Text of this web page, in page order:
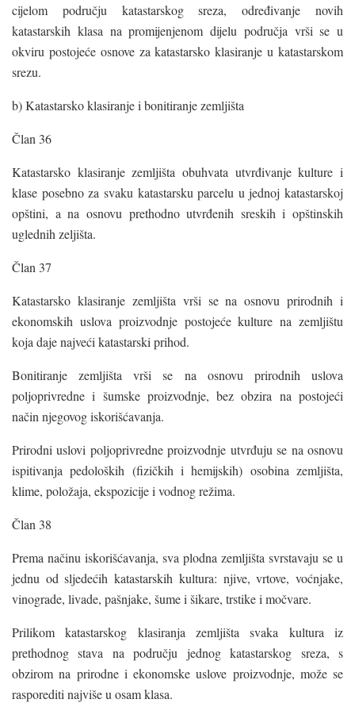
cijelom području katastarskog sreza, određivanje novih
katastarskih klasa na promijenjenom dijelu područja vrši se u
okviru postojeće osnove za katastarsko klasiranje u katastarskom
srezu.
b) Katastarsko klasiranje i bonitiranje zemljišta
Član 36
Katastarsko klasiranje zemljišta obuhvata utvrđivanje kulture i
klase posebno za svaku katastarsku parcelu u jednoj katastarskoj
opštini, a na osnovu prethodno utvrđenih sreskih i opštinskih
uglednih zeljišta.
Član 37
Katastarsko klasiranje zemljišta vrši se na osnovu prirodnih i
ekonomskih uslova proizvodnje postojeće kulture na zemljištu
koja daje najveći katastarski prihod.
Bonitiranje zemljišta vrši se na osnovu prirodnih uslova
poljoprivredne i šumske proizvodnje, bez obzira na postojeći
način njegovog iskorišćavanja.
Prirodni uslovi poljoprivredne proizvodnje utvrđuju se na osnovu
ispitivanja pedoloških (fizičkih i hemijskih) osobina zemljišta,
klime, položaja, ekspozicije i vodnog režima.
Član 38
Prema načinu iskorišćavanja, sva plodna zemljišta svrstavaju se u
jednu od sljedećih katastarskih kultura: njive, vrtove, voćnjake,
vinograde, livade, pašnjake, šume i šikare, trstike i močvare.
Prilikom katastarskog klasiranja zemljišta svaka kultura iz
prethodnog stava na području jednog katastarskog sreza, s
obzirom na prirodne i ekonomske uslove proizvodnje, može se
rasporediti najviše u osam klasa.